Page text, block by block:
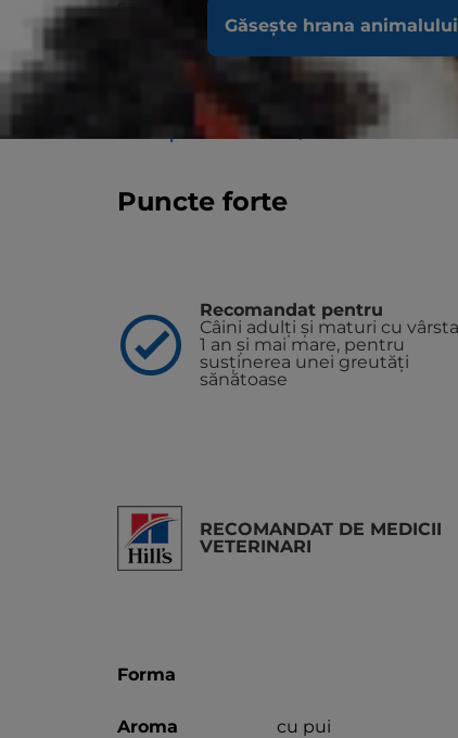
Găsește hrana
câini adulți, de talie mare, cu vârsta de
creșterea în greutate) este o nutriție
multiple, formulată pentru a susține
digestiv și a articulațiilor. Tehnologia
grăsimilor și ajută câinii să atingă și să
Pentru a sprijini o zi mai bună astăzi și
GĂSEȘTE UN MEDIC/ADĂPOST
Puncte forte
Recomandat pentru
Câini adulți și maturi cu
1 an și mai mare, pentru
susținerea unei greutăți
sănătoase
RECOMANDAT DE MEDICII
VETERINARI
Forma
Aroma cu pui